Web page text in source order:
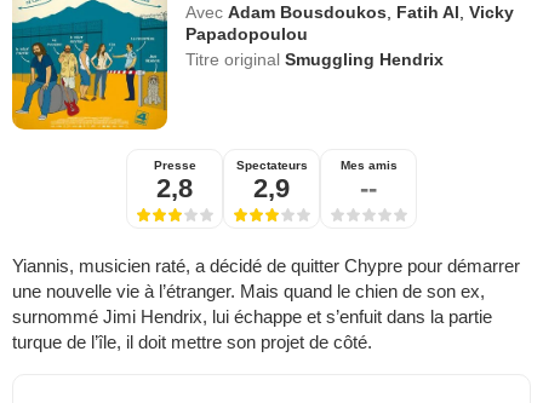
Avec Adam Bousdoukos, Fatih Al,Vicky
Papadopoulou
Titre originalSmuggling Hendrix
Presse
2,8
Spectateurs
2,9
Mes amis
--
Yiannis, musicien raté, a décidé de quitter Chypre pour démarrer
une nouvelle vie à l’étranger. Mais quand le chien de son ex,
surnommé Jimi Hendrix, lui échappe et s’enfuit dans la partie
turque de l’île, il doit mettre son projet de côté.